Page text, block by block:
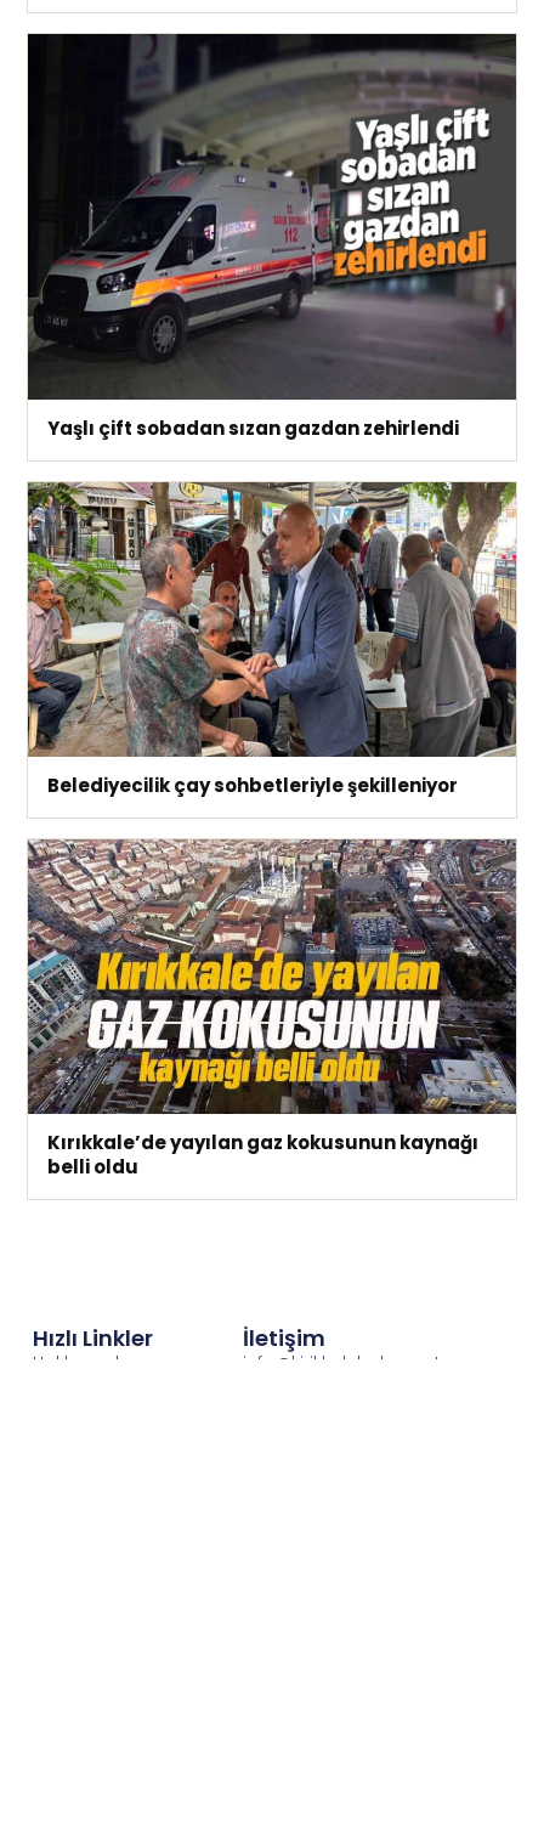
Yaşlı çift sobadan sızan gazdan zehirlendi
Belediyecilik çay sohbetleriyle şekilleniyor
Kırıkkale’de yayılan gaz kokusunun kaynağı
belli oldu
Hızlı Linkler
Hakkımızda
İletişim
info@kirikkalehaber.net